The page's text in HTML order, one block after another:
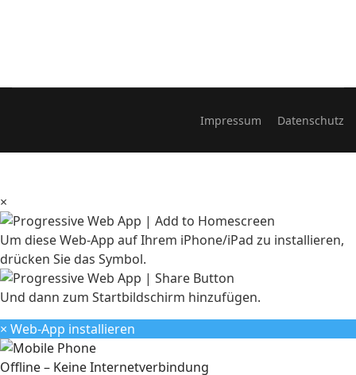
Impressum Datenschutz
×
Um diese Web-App auf Ihrem iPhone/iPad zu installieren,
drücken Sie das Symbol.
Und dann zum Startbildschirm hinzufügen.
× Web-App installieren
Offline – Keine Internetverbindung